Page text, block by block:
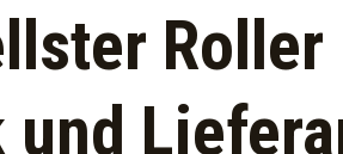
und